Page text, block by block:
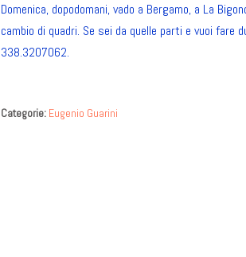
Domenica, dopodomani, vado a Bergamo, a La
cambio di quadri. Se sei da quelle parti e vuoi fare
338.3207062.
Categorie: Eugenio Guarini